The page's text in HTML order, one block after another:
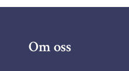
Om oss